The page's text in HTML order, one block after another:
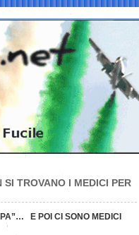
TROVANO I MEDICI PER
E POI CI SONO MEDICI